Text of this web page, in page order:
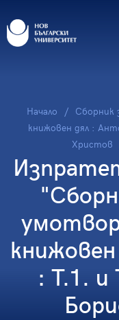
Начало
Сборник
книжовен дял :
Христов
: Т.1.